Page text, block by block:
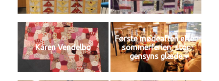
Karen Vendelbo
Første mødeaften efter
sommerferien, stor
gensyns glæde